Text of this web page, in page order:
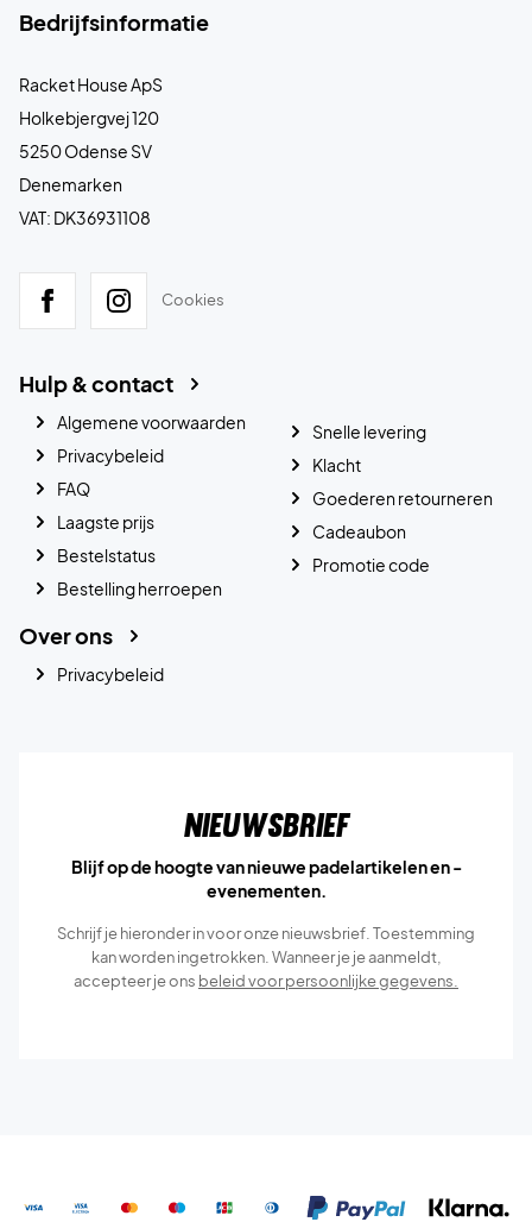
Bedrijfsinformatie
Racket House ApS
Holkebjergvej 120
5250 Odense SV
Denemarken
VAT: DK36931108
Cookies
Hulp & contact
Algemene voorwaarden
Privacybeleid
FAQ
Laagste prijs
Bestelstatus
Bestelling herroepen
Snelle levering
Klacht
Goederen retourneren
Cadeaubon
Promotie code
Over ons
Privacybeleid
Nieuwsbrief
Blijf op de hoogte van nieuwe padelartikelen en -
evenementen.
Schrijf je hieronder in voor onze nieuwsbrief. Toestemming
kan worden ingetrokken. Wanneer je je aanmeldt,
accepteer je ons beleid voor persoonlijke gegevens.